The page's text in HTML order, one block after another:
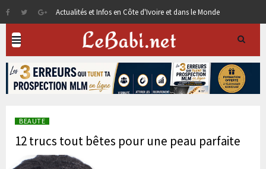
Actualités et Infos en Côte d'Ivoire et dans le Monde
BEAUTE
12 trucs tout bêtes pour une peau parfaite